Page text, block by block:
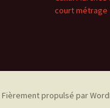
court métrage
Fièrement propulsé par